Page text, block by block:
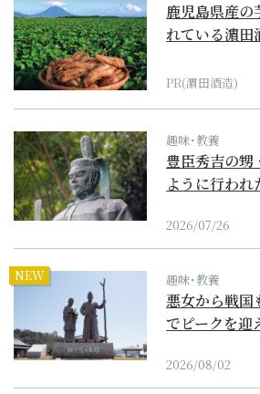
鹿児島県産の
れている濵田
PR(濵田酒造)
趣味･教養
豊臣秀吉の甥
ように行われ
2026/07/26
NEW 趣味･教養
悪女から戦国
でピークを
2026/08/02